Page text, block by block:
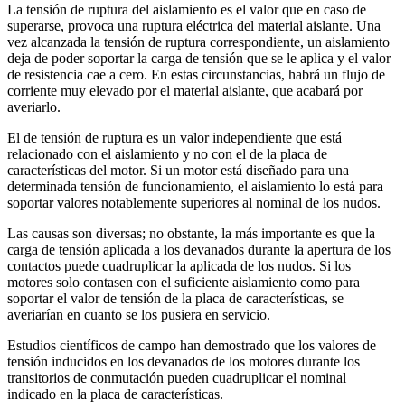
La tensión de ruptura del aislamiento es el valor que en caso de
superarse, provoca una ruptura eléctrica del material aislante. Una
vez alcanzada la tensión de ruptura correspondiente, un aislamiento
deja de poder soportar la carga de tensión que se le aplica y el valor
de resistencia cae a cero. En estas circunstancias, habrá un flujo de
corriente muy elevado por el material aislante, que acabará por
averiarlo.
El de tensión de ruptura es un valor independiente que está
relacionado con el aislamiento y no con el de la placa de
características del motor. Si un motor está diseñado para una
determinada tensión de funcionamiento, el aislamiento lo está para
soportar valores notablemente superiores al nominal de los nudos.
Las causas son diversas; no obstante, la más importante es que la
carga de tensión aplicada a los devanados durante la apertura de los
contactos puede cuadruplicar la aplicada de los nudos. Si los
motores solo contasen con el suficiente aislamiento como para
soportar el valor de tensión de la placa de características, se
averiarían en cuanto se los pusiera en servicio.
Estudios científicos de campo han demostrado que los valores de
tensión inducidos en los devanados de los motores durante los
transitorios de conmutación pueden cuadruplicar el nominal
indicado en la placa de características.